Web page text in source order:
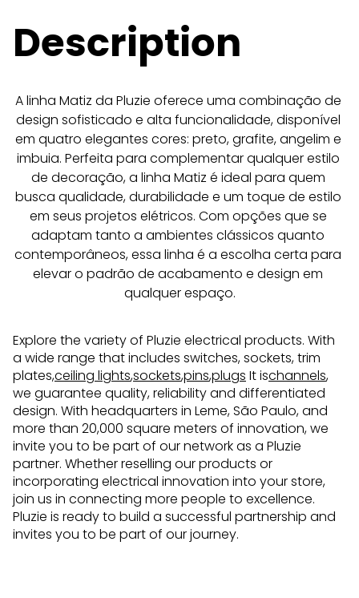
Description
A linha Matiz da Pluzie oferece uma combinação de
design sofisticado e alta funcionalidade, disponível
em quatro elegantes cores: preto, grafite, angelim e
imbuia. Perfeita para complementar qualquer estilo
de decoração, a linha Matiz é ideal para quem
busca qualidade, durabilidade e um toque de estilo
em seus projetos elétricos. Com opções que se
adaptam tanto a ambientes clássicos quanto
contemporâneos, essa linha é a escolha certa para
elevar o padrão de acabamento e design em
qualquer espaço.
Explore the variety of Pluzie electrical products. With
a wide range that includes switches, sockets, trim
plates,ceiling lights,sockets,pins,plugs It ischannels,
we guarantee quality, reliability and differentiated
design. With headquarters in Leme, São Paulo, and
more than 20,000 square meters of innovation, we
invite you to be part of our network as a Pluzie
partner. Whether reselling our products or
incorporating electrical innovation into your store,
join us in connecting more people to excellence.
Pluzie is ready to build a successful partnership and
invites you to be part of our journey.